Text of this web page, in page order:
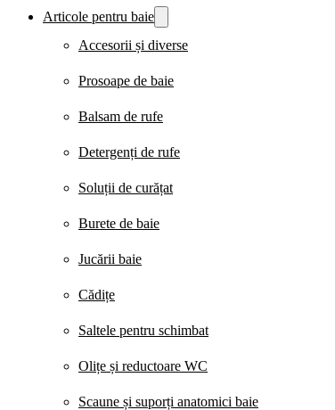
Articole pentru baie
Accesorii și diverse
Prosoape de baie
Balsam de rufe
Detergenți de rufe
Soluții de curățat
Burete de baie
Jucării baie
Cădițe
Saltele pentru schimbat
Olițe și reductoare WC
Scaune și suporți anatomici baie